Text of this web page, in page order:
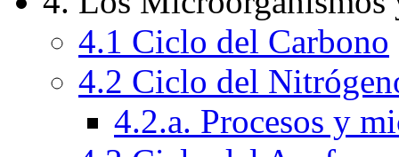
4.1 Ciclo del Carbono
4.2 Ciclo del
4.2.a. Procesos y